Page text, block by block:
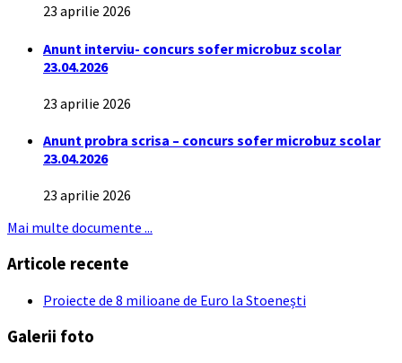
23 aprilie 2026
Anunt interviu- concurs sofer microbuz scolar
23.04.2026
23 aprilie 2026
Anunt probra scrisa – concurs sofer microbuz scolar
23.04.2026
23 aprilie 2026
Mai multe documente ...
Articole recente
Proiecte de 8 milioane de Euro la Stoenești
Galerii foto